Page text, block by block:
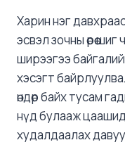
Харин нэг давхраас
эсвэл зочны өрөө
ширээгээ
хэсэгт
өндөр байх тусам
нүд булааж цаашид
худалдаалах